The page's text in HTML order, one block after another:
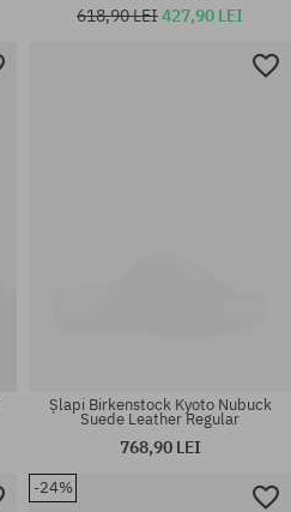
Mărimi existente:
618,90 LEI427,90 LEI
Șlapi Birkenstock Kyoto Nubuck
Suede Leather Regular
768,90 LEI
-24%